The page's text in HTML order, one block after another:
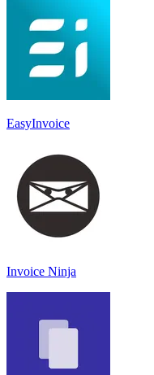
EasyInvoice
Invoice Ninja